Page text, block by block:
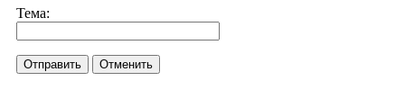
Тема:
Отправить Отменить